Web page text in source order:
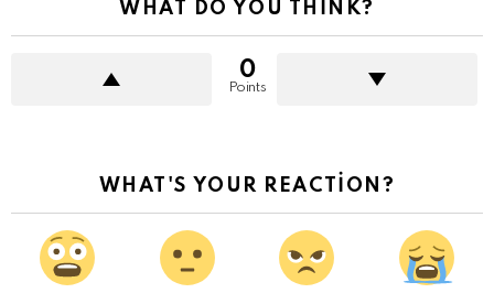
WHAT DO YOU THINK?
0
Points
WHAT'S YOUR REACTION?